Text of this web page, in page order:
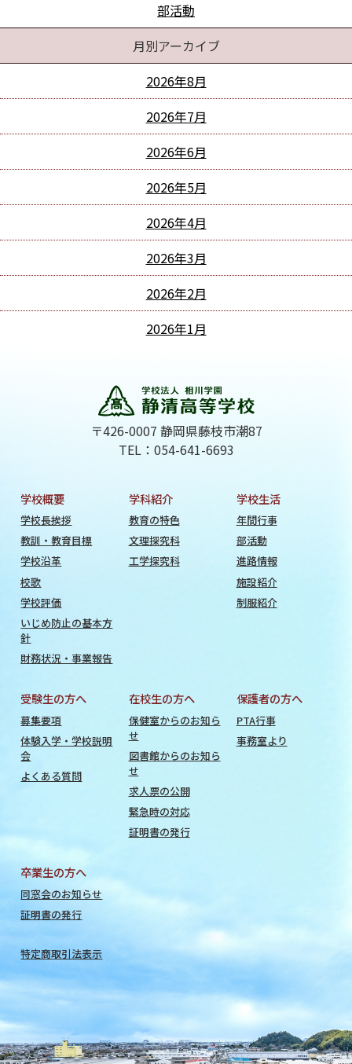
部活動
月別アーカイブ
2026年8月
2026年7月
2026年6月
2026年5月
2026年4月
2026年3月
2026年2月
2026年1月
〒426-0007 静岡県藤枝市潮87
TEL：054-641-6693
学校概要
学校長挨拶
教訓・教育目標
学校沿革
校歌
学校評価
いじめ防止の基本方
針
財務状況・事業報告
学科紹介
教育の特色
文理探究科
工学探究科
学校生活
年間行事
部活動
進路情報
施設紹介
制服紹介
受験生の方へ
募集要項
体験入学・学校説明
会
よくある質問
在校生の方へ
保健室からのお知ら
せ
図書館からのお知ら
せ
求人票の公開
緊急時の対応
証明書の発行
保護者の方へ
PTA行事
事務室より
卒業生の方へ
同窓会のお知らせ
証明書の発行
特定商取引法表示